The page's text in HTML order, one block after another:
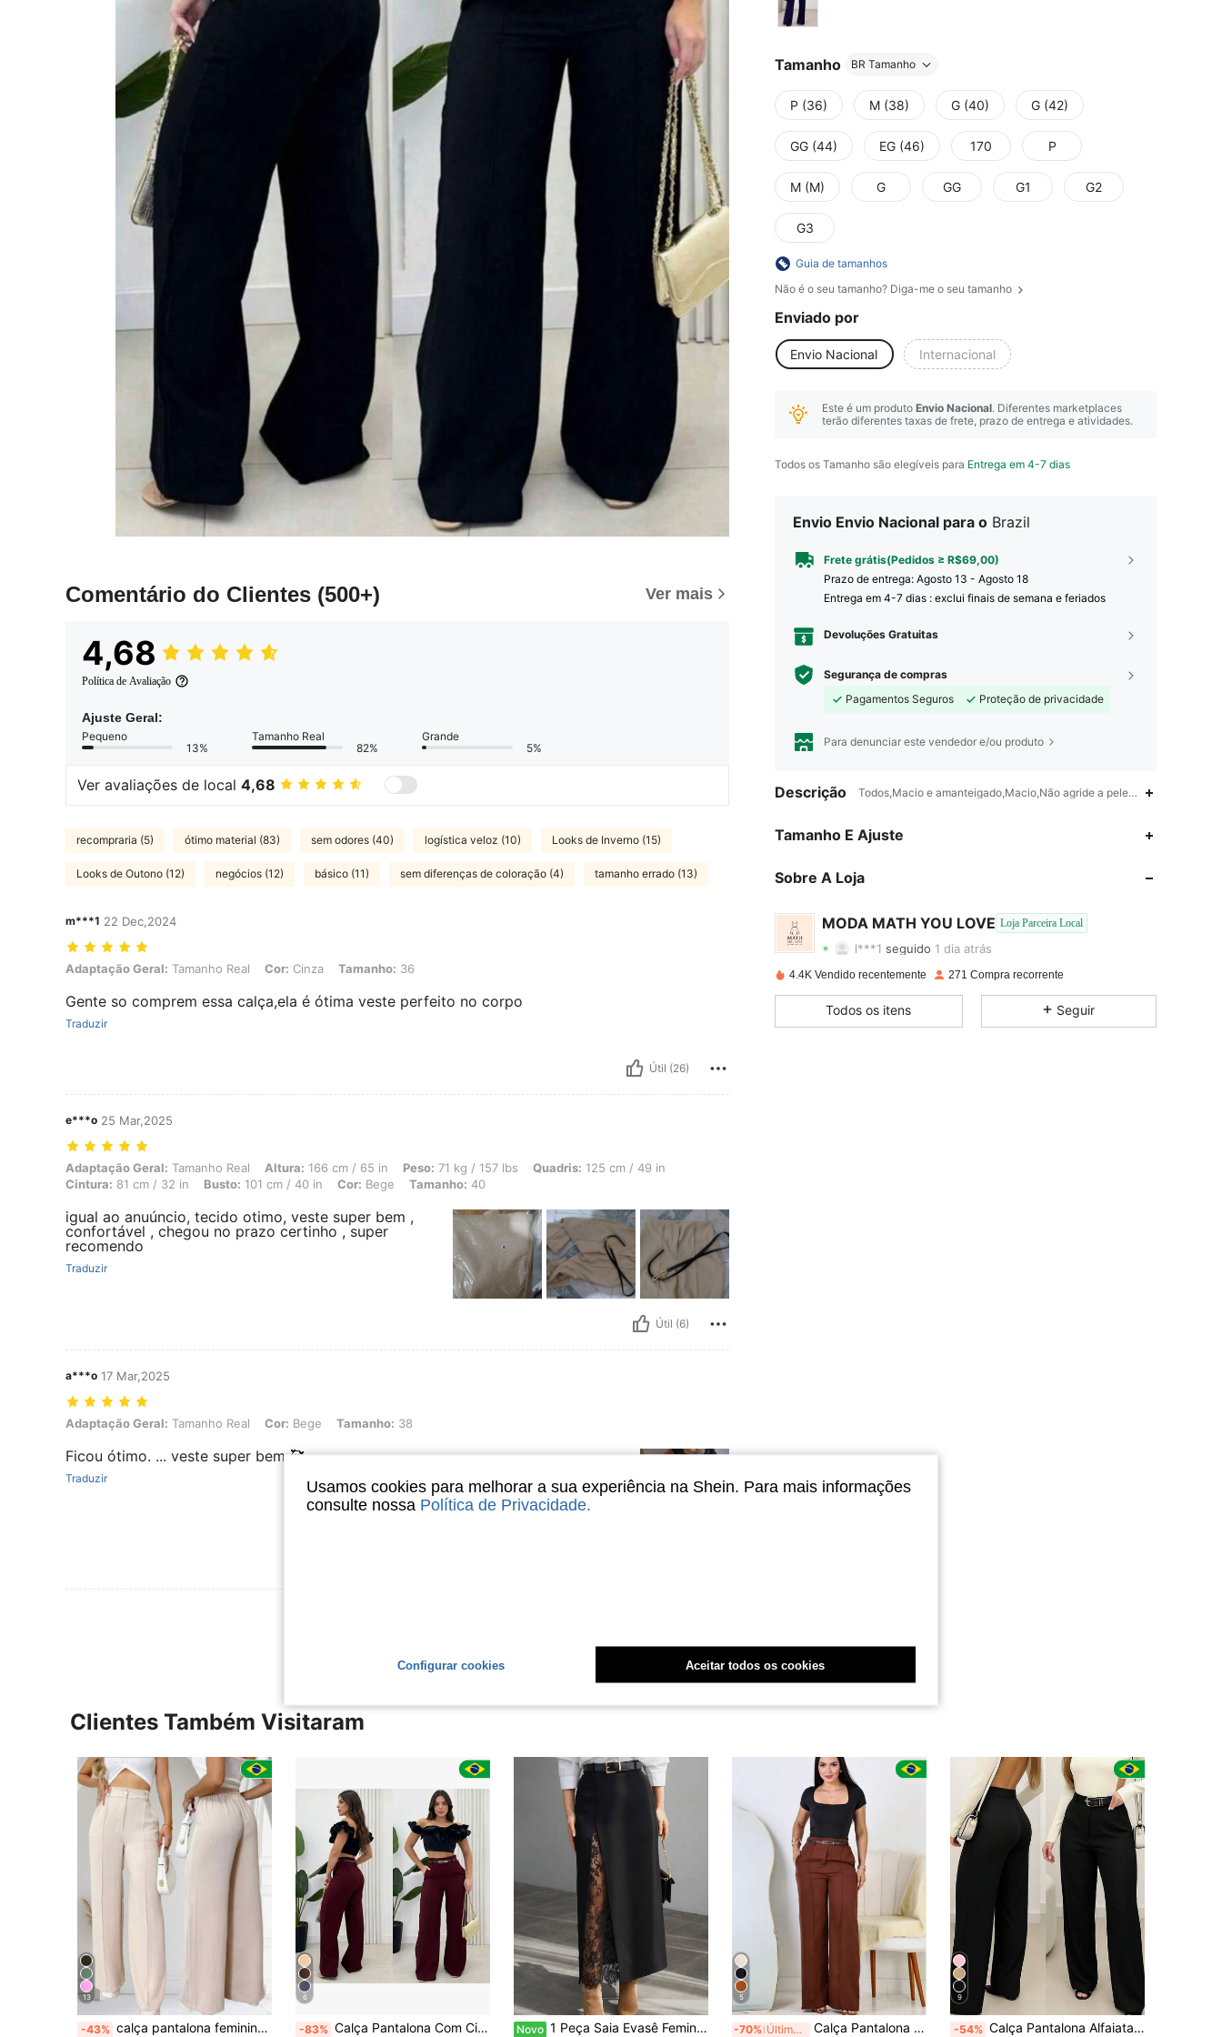
Comentário do Clientes (500+) Ver mais
4,68
Política de Avaliação
Ajuste Geral:
Pequeno
13%
Tamanho Real
82%
Grande
5%
Ver avaliações de local 4,68
recompraria (5) ótimo material (83) sem odores (40) logística veloz (10) Looks de Inverno (15)
Looks de Outono (12) negócios (12) básico (11) sem diferenças de coloração (4) tamanho errado (13)
m***1 22 Dec,2024
Adaptação Geral: Tamanho Real, Cor: Cinza, Tamanho: 36
Adaptação Geral: Tamanho Real Cor: Cinza Tamanho: 36
Gente so comprem essa calça,ela é ótima veste perfeito no corpo
Traduzir
Útil (26)
e***o 25 Mar,2025
Adaptação Geral: Tamanho Real, Altura: 166 cm / 65 in, Peso: 71 kg / 157 lbs, Quadris: 125 cm / 49 in, Cintura: 81 cm / 32 in, Busto: 101 cm / 40 in, Cor: Bege, Tamanho: 40
Adaptação Geral: Tamanho Real Altura: 166 cm / 65 in Peso: 71 kg / 157 lbs Quadris: 125 cm / 49 in
Cintura: 81 cm / 32 in Busto: 101 cm / 40 in Cor: Bege Tamanho: 40
igual ao anuúncio, tecido otimo, veste super bem ,
confortável , chegou no prazo certinho , super
recomendo
Traduzir
Útil (6)
a***o 17 Mar,2025
Adaptação Geral: Tamanho Real, Cor: Bege, Tamanho: 38
Adaptação Geral: Tamanho Real Cor: Bege Tamanho: 38
Ficou ótimo. ... veste super bem 🥰
Traduzir
Tamanho BR Tamanho
P (36) M (38) G (40) G (42)
GG (44) EG (46) 170 P
M (M) G GG G1 G2
G3
Guia de tamanhos
Não é o seu tamanho? Diga-me o seu tamanho
Enviado por
Envio Nacional Internacional
Este é um produto Envio Nacional. Diferentes marketplaces
terão diferentes taxas de frete, prazo de entrega e atividades.
Todos os Tamanho são elegíveis para Entrega em 4-7 dias
Envio Envio Nacional para o Brazil
Frete grátis(Pedidos ≥ R$69,00)
Prazo de entrega: Agosto 13 - Agosto 18
Entrega em 4-7 dias : exclui finais de semana e feriados
Devoluções Gratuitas
Segurança de compras
Pagamentos Seguros
Proteção de privacidade
Para denunciar este vendedor e/ou produto
Descrição Todos,Macio e amanteigado,Macio,Não agride a pele,Grande
Tamanho E Ajuste
Sobre A Loja
MODA MATH YOU LOVE Loja Parceira Local
4,72
4,72
4,72 63 1.1K
l***1 seguido 1 dia atrás
4,72 Classificação 63Itens
4,72 63 1.1K
4.4K Vendido recentemente 271 Compra recorrente
Todos os itens Seguir
Clientes Também Visitaram
13
-43% calça pantalona feminina duna com forro tecido premium
6
-83% Calça Pantalona Com Cinto Alfaiataria feminina Novo 1 Peça Saia Evasê Feminina em Tecido Liso Tecido Elegante com Renda, Uso Escritório Primavera/Verão (Cinto é Apenas para Exibição)
5
-70% Últimos 2 dias Calça Pantalona Feminina Social Alfaiataria Elegante C/ Cinto
9
-54% Calça Pantalona Alfaiataria Com Cinto Moda 2025
#1 Mais Vendido
em Poliéster Calças Femininas
Usamos cookies para melhorar a sua experiência na Shein. Para mais informações
consulte nossa Política de Privacidade.
Configurar cookies Aceitar todos os cookies